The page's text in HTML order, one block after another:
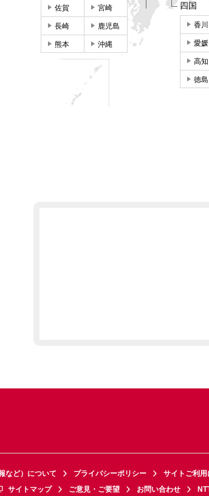
四国
香川
愛媛
高知
徳島
佐賀 宮崎
長崎 鹿児島
熊本 沖縄
など）について プライバシーポリシー サイトご利用
サイトマップ ご意見・ご要望 お問い合わせ